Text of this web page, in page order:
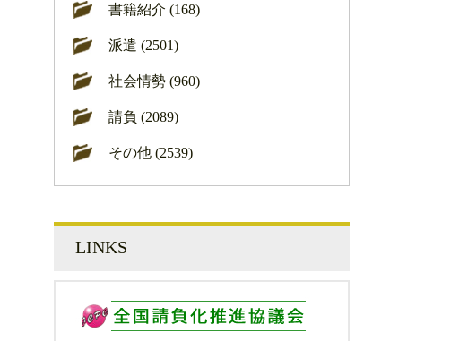
書籍紹介 (168)
派遣 (2501)
社会情勢 (960)
請負 (2089)
その他 (2539)
LINKS